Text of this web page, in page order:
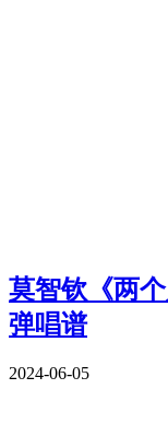
莫智钦《两
弹唱谱
2024-06-05